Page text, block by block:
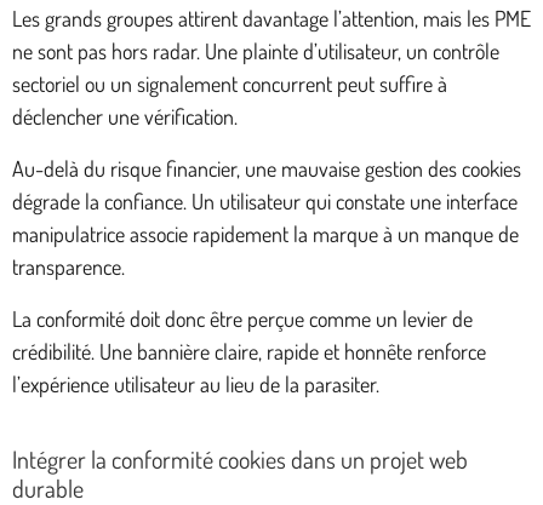
Les grands groupes attirent davantage l’attention, mais les PME
ne sont pas hors radar. Une plainte d’utilisateur, un contrôle
sectoriel ou un signalement concurrent peut suffire à
déclencher une vérification.
Au-delà du risque financier, une mauvaise gestion des cookies
dégrade la confiance. Un utilisateur qui constate une interface
manipulatrice associe rapidement la marque à un manque de
transparence.
La conformité doit donc être perçue comme un levier de
crédibilité. Une bannière claire, rapide et honnête renforce
l’expérience utilisateur au lieu de la parasiter.
Intégrer la conformité cookies dans un projet web
durable